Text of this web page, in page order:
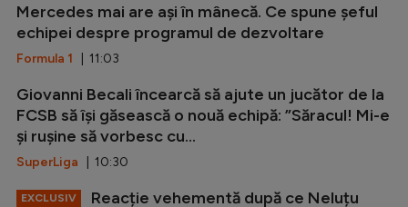
Mercedes mai are ași în mânecă. Ce spune șeful
echipei despre programul de dezvoltare
Formula 1 | 11:03
Giovanni Becali încearcă să ajute un jucător de la
FCSB să își găsească o nouă echipă: ”Săracul! Mi-e
și rușine să vorbesc cu...
SuperLiga | 10:30
EXCLUSIV
Reacție vehementă după ce Neluțu